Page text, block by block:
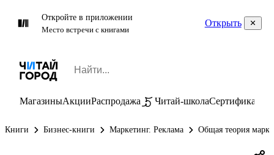
Откройте в приложении
Место встречи с книгами
Открыть
МагазиныАкцииРаспродажа Читай-школаСертификаты
Книги Бизнес-книги Маркетинг. Реклама Общая теория